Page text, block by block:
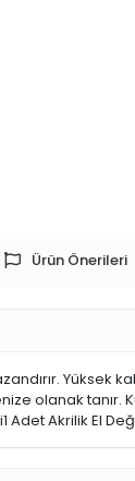
Ürün Önerileri
Yüksek
olanak tanır.
Akrilik El